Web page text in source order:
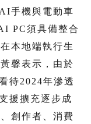
手機與電動車
PC須具備整合
本地端執行生
馨表示，由於
待2024年滲透
援擴充逐步成
創作者、消費